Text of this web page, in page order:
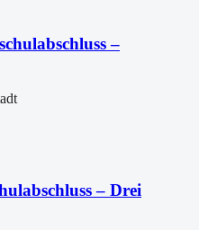
–
– Drei